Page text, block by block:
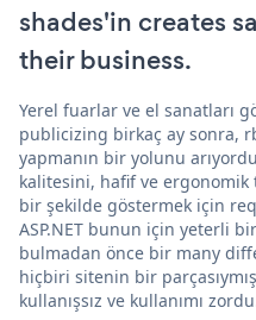
shades'in creates
their business.
Yerel fuarlar ve el sanatları
publicizing birkaç ay sonra,
yapmanın bir yolunu
kalitesini, hafif ve ergonomik
bir şekilde göstermek için
ASP.NET bunun için yeterli
bulmadan önce bir many
hiçbiri sitenin bir
kullanışsız ve kullanımı